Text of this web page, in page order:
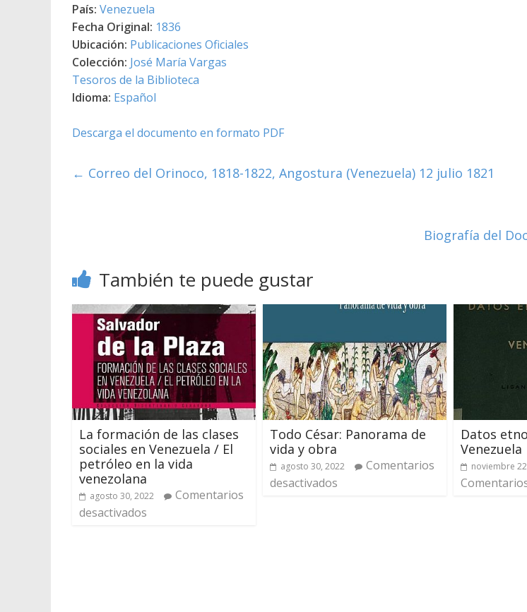
País: Venezuela
Fecha Original: 1836
Ubicación: Publicaciones Oficiales
Colección: José María Vargas
Tesoros de la Biblioteca
Idioma: Español
Descarga el documento en formato PDF
← Correo del Orinoco, 1818-1822, Angostura (Venezuela) 12 julio 1821
Biografía del
También te puede gustar
La formación de las clases
sociales en Venezuela / El
petróleo en la vida
venezolana
agosto 30, 2022
Comentarios
desactivados
Todo César: Panorama de
vida y obra
agosto 30, 2022
Comentarios
desactivados
Datos
Venezuela
noviembre